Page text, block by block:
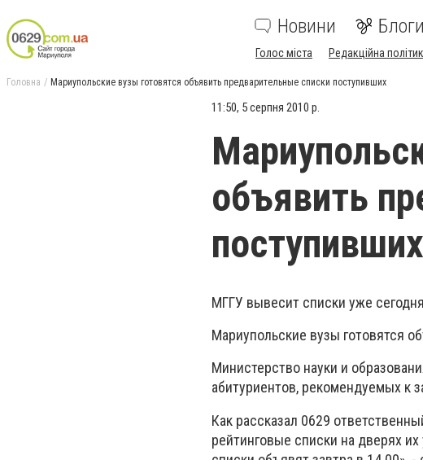
Новини Блоги
Голос міста Редакційна
Головна Мариупольские вузы готовятся объявить предварительные списки поступивших
11:50, 5 серпня 2010 р.
объявить
поступивших
МГГУ вывесит списки уже
Мариупольские вузы готовятся
Министерство науки и
абитуриентов, рекомендуемых к
Как рассказал 0629
рейтинговые списки на дверях